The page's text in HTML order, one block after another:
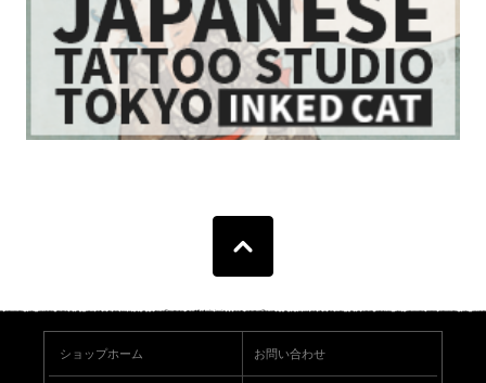
ショップホーム お問い合わせ